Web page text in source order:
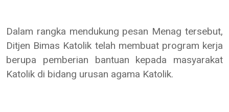
Dalam rangka mendukung pesan Menag tersebut,
Ditjen Bimas Katolik telah membuat program kerja
berupa pemberian bantuan kepada masyarakat
Katolik di bidang urusan agama Katolik.